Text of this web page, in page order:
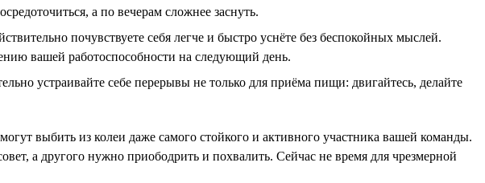
а по вечерам сложнее заснуть.
почувствуете себя легче и быстро уснёте без беспокойных мыслей.
вашей работоспособности на следующий день.
устраивайте себе перерывы не только для приёма пищи: двигайтесь, делайте
выбить из колеи даже самого стойкого и активного участника вашей команды.
а другого нужно приободрить и похвалить. Сейчас не время для чрезмерной